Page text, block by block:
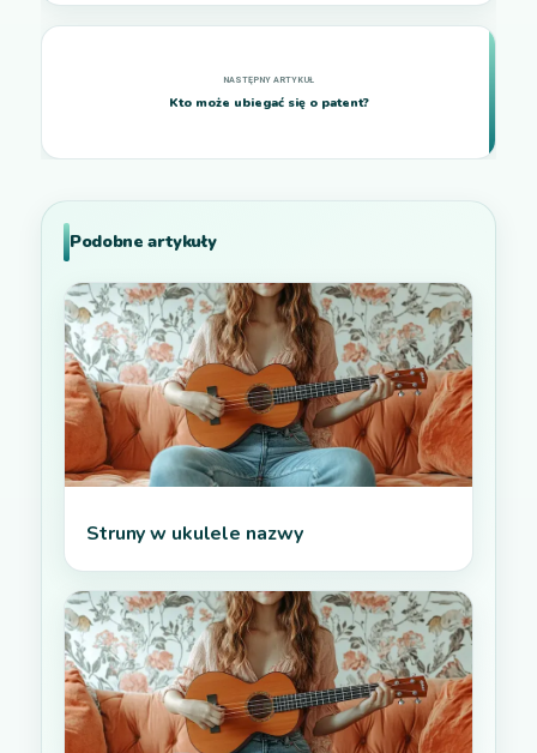
Kto może ubiegać się o patent?
Podobne artykuły
Struny w ukulele nazwy